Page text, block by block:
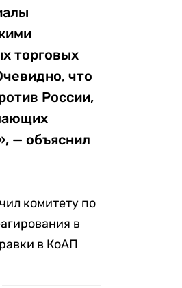
торговых
что
России,
— объяснил
комитету по
в
в КоАП